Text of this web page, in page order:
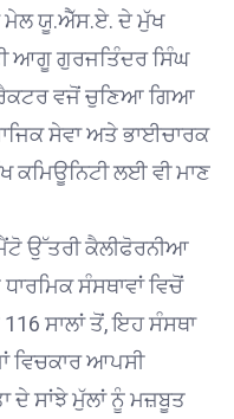
ਮੇਲ ਯੂ.ਐੱਸ.ਏ. ਦੇ ਮੁੱਖ
ਆਗੂ ਗੁਰਜਤਿੰਦਰ ਸਿੰਘ
ਵਜੋਂ ਚੁਣਿਆ ਗਿਆ
ਸੇਵਾ ਅਤੇ ਭਾਈਚਾਰਕ
ਕਮਿਊਨਿਟੀ ਲਈ ਵੀ ਮਾਣ
ਉੱਤਰੀ ਕੈਲੀਫੋਰਨੀਆ
ਸੰਸਥਾਵਾਂ ਵਿਚੋਂ
ਸਾਲਾਂ ਤੋਂ, ਇਹ ਸੰਸਥਾ
ਵਿਚਕਾਰ ਆਪਸੀ
ਦੇ ਸਾਂਝੇ ਮੁੱਲਾਂ ਨੂੰ ਮਜ਼ਬੂਤ